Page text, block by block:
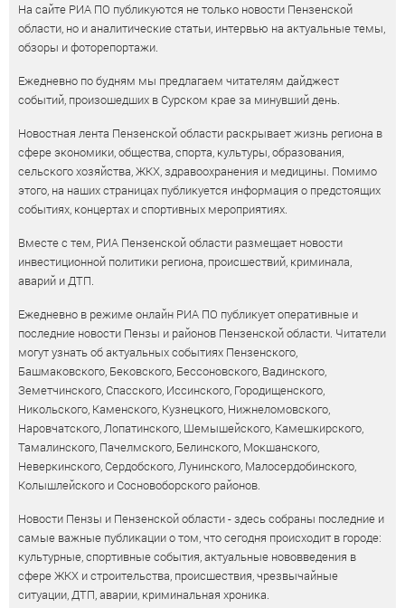
На сайте РИА ПО публикуются не только новости Пензенской
области, но и аналитические статьи, интервью на актуальные темы,
обзоры и фоторепортажи.
Ежедневно по будням мы предлагаем читателям дайджест
событий, произошедших в Сурском крае за минувший день.
Новостная лента Пензенской области раскрывает жизнь региона в
сфере экономики, общества, спорта, культуры, образования,
сельского хозяйства, ЖКХ, здравоохранения и медицины. Помимо
этого, на наших страницах публикуется информация о предстоящих
событиях, концертах и спортивных мероприятиях.
Вместе с тем, РИА Пензенской области размещает новости
инвестиционной политики региона, происшествий, криминала,
аварий и ДТП.
Ежедневно в режиме онлайн РИА ПО публикует оперативные и
последние новости Пензы и районов Пензенской области. Читатели
могут узнать об актуальных событиях Пензенского,
Башмаковского, Бековского, Бессоновского, Вадинского,
Земетчинского, Спасского, Иссинского, Городищенского,
Никольского, Каменского, Кузнецкого, Нижнеломовского,
Наровчатского, Лопатинского, Шемышейского, Камешкирского,
Тамалинского, Пачелмского, Белинского, Мокшанского,
Неверкинского, Сердобского, Лунинского, Малосердобинского,
Колышлейского и Сосновоборского районов.
Новости Пензы и Пензенской области - здесь собраны последние и
самые важные публикации о том, что сегодня происходит в городе:
культурные, спортивные события, актуальные нововведения в
сфере ЖКХ и строительства, происшествия, чрезвычайные
ситуации, ДТП, аварии, криминальная хроника.